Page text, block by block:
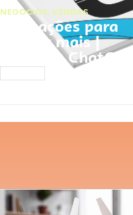
NEGÓCIOS, VENDAS
Faça ações para
vender mais |
Prompts ChatGPT